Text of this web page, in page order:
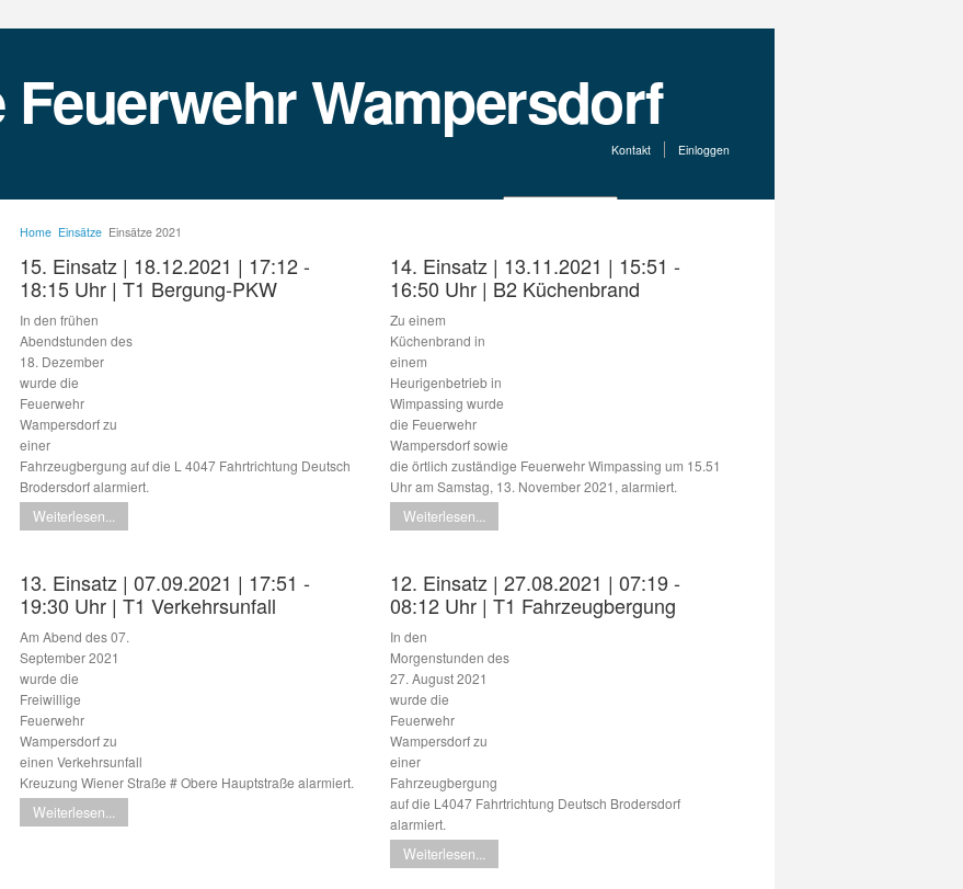
Kontakt Einloggen
Home Einsätze Einsätze 2021
15. Einsatz | 18.12.2021 | 17:12 -
18:15 Uhr | T1 Bergung-PKW
In den frühen
Abendstunden des
18. Dezember
wurde die
Feuerwehr
Wampersdorf zu
einer
Fahrzeugbergung auf die L 4047 Fahrtrichtung Deutsch
Brodersdorf alarmiert.
Weiterlesen...
14. Einsatz | 13.11.2021 | 15:51 -
16:50 Uhr | B2 Küchenbrand
Zu einem
Küchenbrand in
einem
Heurigenbetrieb in
Wimpassing wurde
die Feuerwehr
Wampersdorf sowie
die örtlich zuständige Feuerwehr Wimpassing um 15.51
Uhr am Samstag, 13. November 2021, alarmiert.
Weiterlesen...
13. Einsatz | 07.09.2021 | 17:51 -
19:30 Uhr | T1 Verkehrsunfall
Am Abend des 07.
September 2021
wurde die
Freiwillige
Feuerwehr
Wampersdorf zu
einen Verkehrsunfall
Kreuzung Wiener Straße # Obere Hauptstraße alarmiert.
Weiterlesen...
12. Einsatz | 27.08.2021 | 07:19 -
08:12 Uhr | T1 Fahrzeugbergung
In den
Morgenstunden des
27. August 2021
wurde die
Feuerwehr
Wampersdorf zu
einer
Fahrzeugbergung
auf die L4047 Fahrtrichtung Deutsch Brodersdorf
alarmiert.
Weiterlesen...